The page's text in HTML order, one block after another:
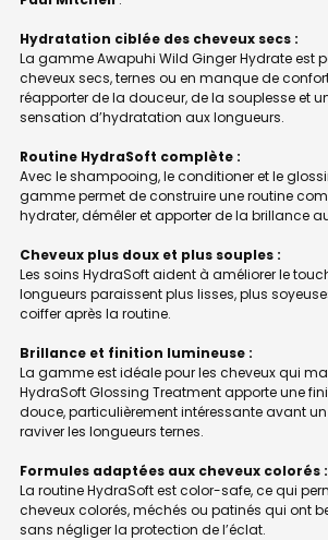
Hydratation ciblée des cheveux secs :
La gamme Awapuhi Wild Ginger Hydrate est
cheveux secs, ternes ou en manque de
réapporter de la douceur, de la souplesse et
sensation d’hydratation aux longueurs.
Routine HydraSoft complète :
Avec le shampooing, le conditioner et le
gamme permet de construire une routine
hydrater, démêler et apporter de la brillance
Cheveux plus doux et plus souples :
Les soins HydraSoft aident à améliorer le
longueurs paraissent plus lisses, plus
coiffer après la routine.
Brillance et finition lumineuse :
La gamme est idéale pour les cheveux qui
HydraSoft Glossing Treatment apporte une
douce, particulièrement intéressante avant
raviver les longueurs ternes.
Formules adaptées aux cheveux colorés :
La routine HydraSoft est color-safe, ce qui
cheveux colorés, méchés ou patinés qui ont
sans négliger la protection de l’éclat.